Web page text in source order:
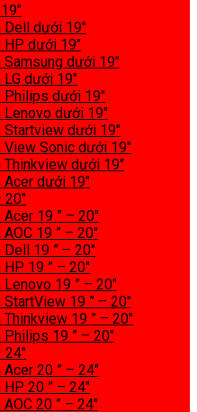
Dell dưới 19″
HP dưới 19″
Samsung dưới 19″
LG dưới 19″
Philips dưới 19″
Lenovo dưới 19″
Startview dưới 19″
View Sonic dưới 19″
Thinkview dưới 19″
Acer dưới 19″
20″
Acer 19 ” – 20″
19 ” – 20″
Dell 19 ” – 20″
HP 19 ” – 20″
Lenovo 19 ” – 20″
StartView 19 ” – 20″
Thinkview 19 ” – 20″
Philips 19 ” – 20″
24″
Acer 20 ” – 24″
HP 20 ” – 24″
20 ” – 24″